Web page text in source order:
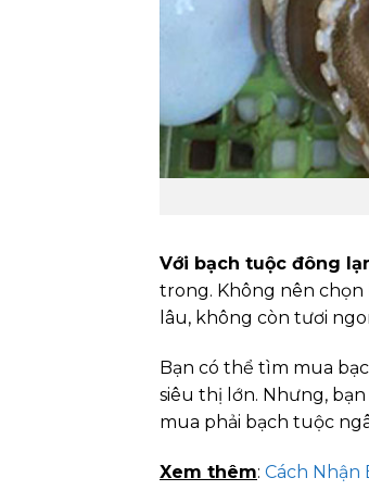
Với bạch tuộc đông
trong. Không nên
lâu, không còn tươi
Bạn có thể tìm mua
siêu thị lớn. Nhưng,
mua phải bạch tuộc
Xem thêm: Cách Nhận